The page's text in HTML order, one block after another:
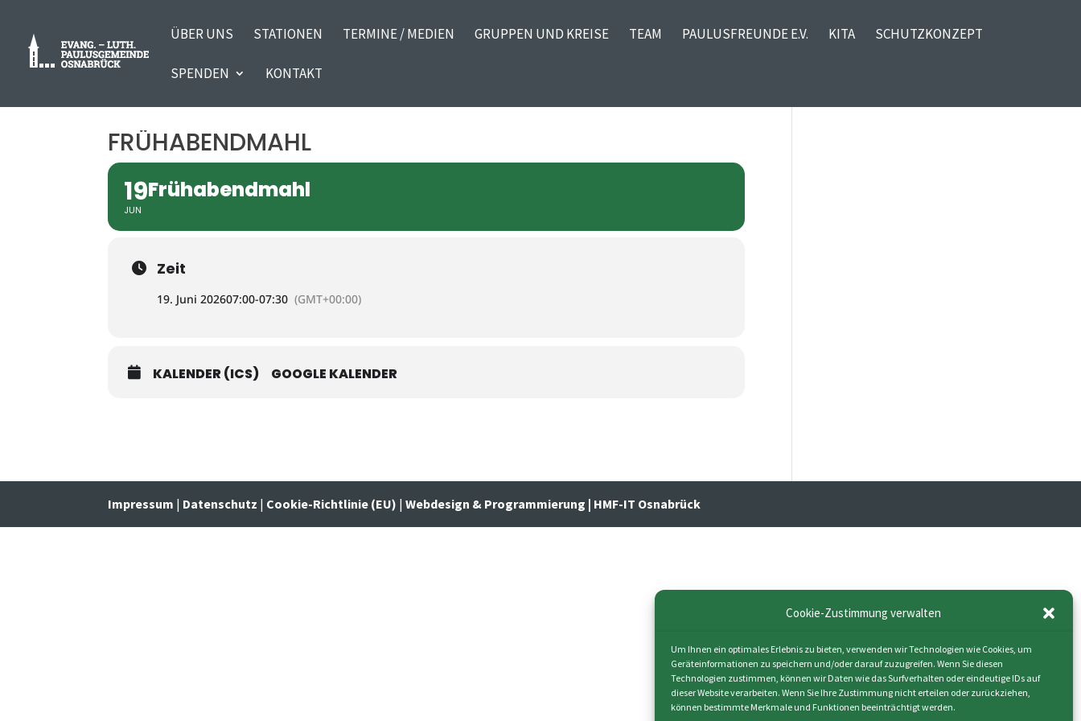
Cookie-Zustimmung verwalten
Um Ihnen ein optimales Erlebnis zu bieten, verwenden wir Technologien wie Cookies, um
Geräteinformationen zu speichern und/oder darauf zuzugreifen. Wenn Sie diesen
Technologien zustimmen, können wir Daten wie das Surfverhalten oder eindeutige IDs auf
dieser Website verarbeiten. Wenn Sie Ihre Zustimmung nicht erteilen oder zurückziehen,
können bestimmte Merkmale und Funktionen beeinträchtigt werden.
ÜBER UNS STATIONEN TERMINE / MEDIEN GRUPPEN UND KREISE TEAM PAULUSFREUNDE E.V. KITA SCHUTZKONZEPT
SPENDEN KONTAKT
FRÜHABENDMAHL
19
JUN
Frühabendmahl
Zeit
19. Juni 202607:00-07:30 (GMT+00:00)
KALENDER (ICS) GOOGLE KALENDER
Impressum | Datenschutz | Cookie-Richtlinie (EU) |Webdesign & Programmierung | HMF-IT Osnabrück